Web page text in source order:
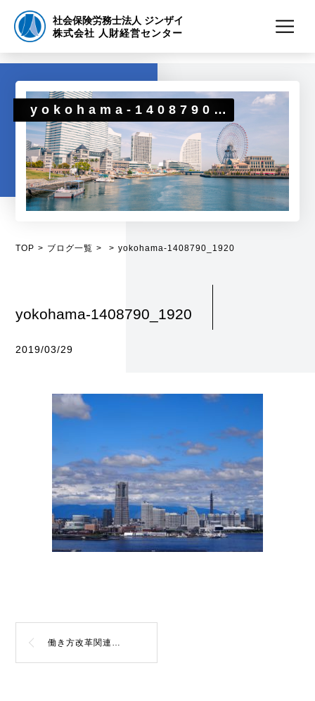
社会保険労務士法人 ジンザイ
株式会社 人財経営センター
yokohama-1408790_1920
TOP ブログ一覧 yokohama-1408790_1920
yokohama-1408790_1920
2019/03/29
働き方改革関連法の要点整理 ～第3回 同一労働同一賃金～